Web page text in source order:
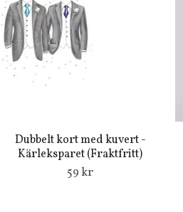
Dubbelt kort med kuvert -
Kärleksparet (Fraktfritt)
59 kr